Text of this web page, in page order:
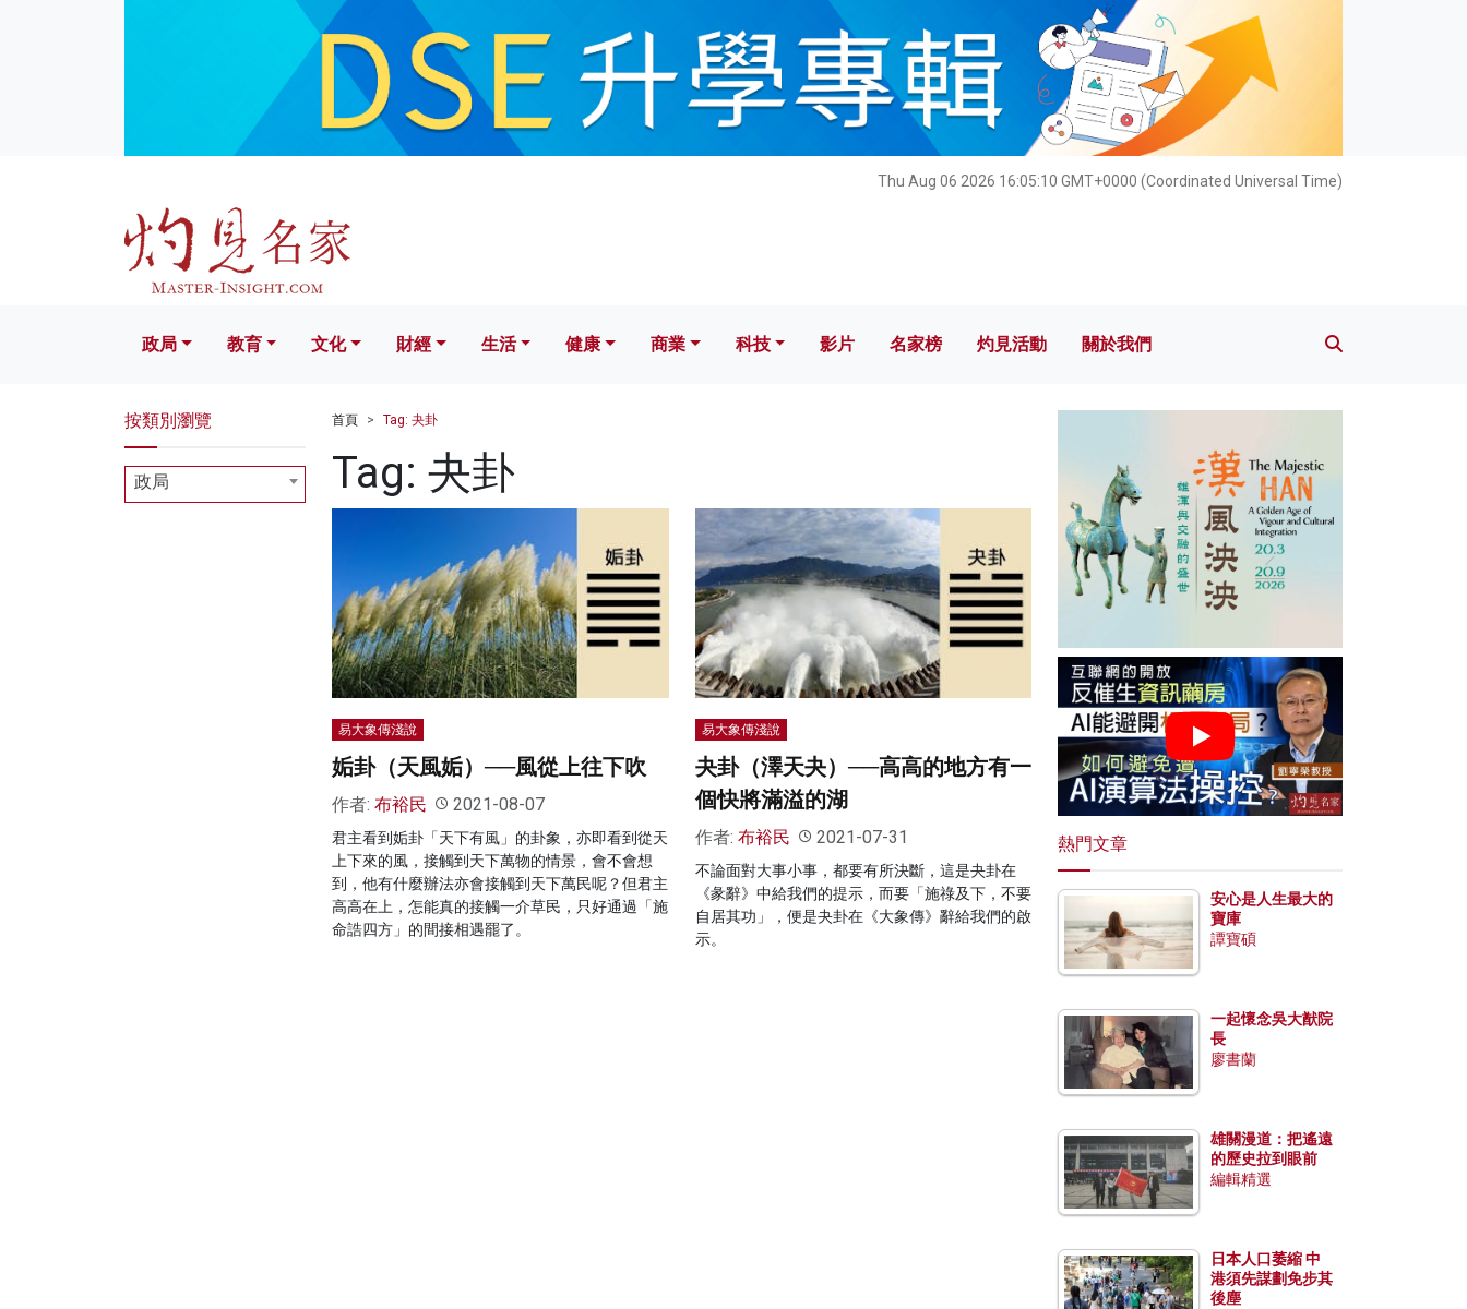
Thu Aug 06 2026 16:05:10 GMT+0000 (Coordinated Universal Time)
文化 財經 生活 健康 科技 影片 名家榜 灼見活動 關於我們
政局 教育 文化 財經 生活 健康 商業 科技 影片 名家榜 灼見活動 關於我們
首頁 Tag: 夬卦
Tag: 夬卦
易大象傳淺說
姤卦（天風姤）──風從上往下吹
作者: 布裕民 2021-08-07
君主看到姤卦「天下有風」的卦象，亦即看到從天
上下來的風，接觸到天下萬物的情景，會不會想
到，他有什麼辦法亦會接觸到天下萬民呢？但君主
高高在上，怎能真的接觸一介草民，只好通過「施
命誥四方」的間接相遇罷了。
易大象傳淺說
夬卦（澤天夬）──高高的地方有一
個快將滿溢的湖
作者: 布裕民 2021-07-31
不論面對大事小事，都要有所決斷，這是夬卦在
《彖辭》中給我們的提示，而要「施祿及下，不要
自居其功」，便是夬卦在《大象傳》辭給我們的啟
示。
按類別瀏覽
政局
熱門文章
安心是人生最大的
寶庫
譚寶碩
一起懷念吳大猷院
長
廖書蘭
雄關漫道：把遙遠
的歷史拉到眼前
編輯精選
日本人口萎縮 中
港須先謀劃免步其
後塵